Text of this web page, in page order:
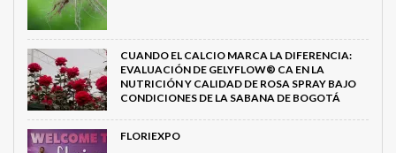
CUANDO EL CALCIO MARCA LA DIFERENCIA:
EVALUACIÓN DE GELYFLOW® CA EN LA
NUTRICIÓN Y CALIDAD DE ROSA SPRAY BAJO
CONDICIONES DE LA SABANA DE BOGOTÁ
FLORIEXPO